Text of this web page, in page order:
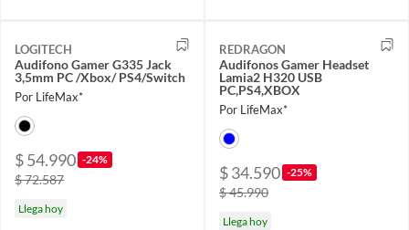
LOGITECH
Audifono Gamer G335 Jack
3,5mm PC /Xbox/ PS4/Switch
Por LifeMax*
$ 54.990 -24%
$ 72.587
Llega hoy
REDRAGON
Audifonos Gamer Headset
Lamia2 H320 USB
PC,PS4,XBOX
Por LifeMax*
$ 34.590 -25%
$ 45.990
Llega hoy